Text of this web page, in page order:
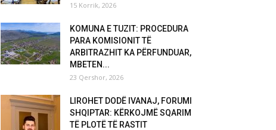
15 Korrik, 2026
KOMUNA E TUZIT: PROCEDURA
PARA KOMISIONIT TË
ARBITRAZHIT KA PËRFUNDUAR,
MBETEN...
23 Qershor, 2026
LIROHET DODË IVANAJ, FORUMI
SHQIPTAR: KËRKOJMË SQARIM
TË PLOTË TË RASTIT